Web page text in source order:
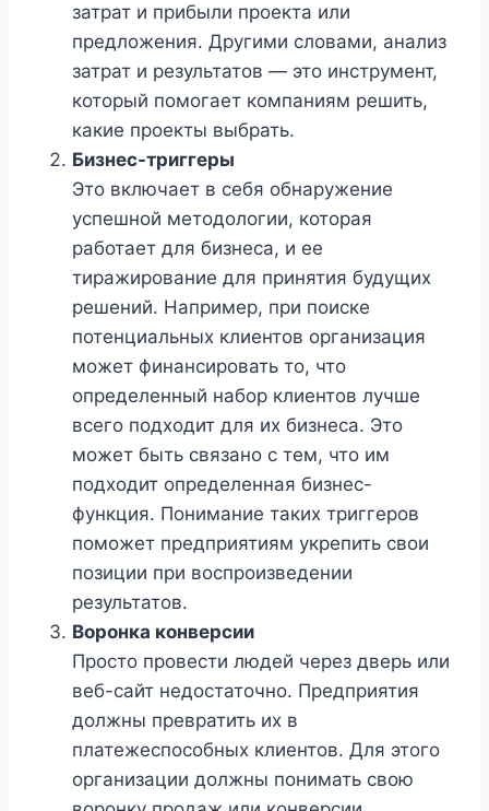
затрат и прибыли проекта или
предложения. Другими словами, анализ
затрат и результатов — это инструмент,
который помогает компаниям решить,
какие проекты выбрать.
Бизнес-триггеры
Это включает в себя обнаружение
успешной методологии, которая
работает для бизнеса, и ее
тиражирование для принятия будущих
решений. Например, при поиске
потенциальных клиентов организация
может финансировать то, что
определенный набор клиентов лучше
всего подходит для их бизнеса. Это
может быть связано с тем, что им
подходит определенная бизнес-
функция. Понимание таких триггеров
поможет предприятиям укрепить свои
позиции при воспроизведении
результатов.
Воронка конверсии
Просто провести людей через дверь или
веб-сайт недостаточно. Предприятия
должны превратить их в
платежеспособных клиентов. Для этого
организации должны понимать свою